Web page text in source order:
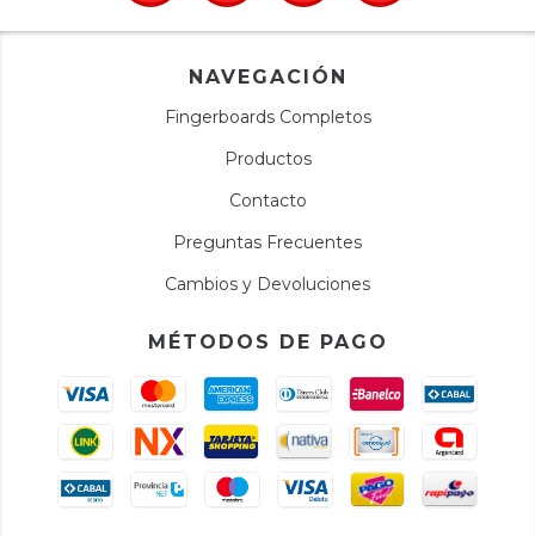
NAVEGACIÓN
Fingerboards Completos
Productos
Contacto
Preguntas Frecuentes
Cambios y Devoluciones
MÉTODOS DE PAGO